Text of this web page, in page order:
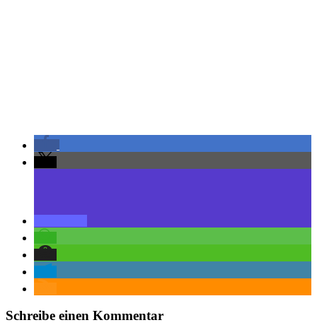
Schreibe einen Kommentar